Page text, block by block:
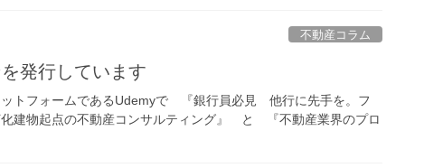
不動産コラム
発行しています
トフォームであるUdemyで 『銀行員必見 他行に先手を。フ
化建物起点の不動産コンサルティング』 と 『不動産業界のプロ